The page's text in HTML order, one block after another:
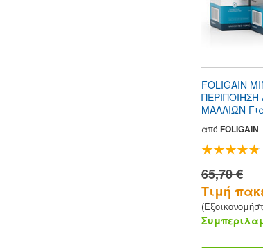
FOLIGAIN
ΜΑΛΛΙΏΝ
fl oz) 360ml
από FOLIGAIN
65,70 €
Τιμή